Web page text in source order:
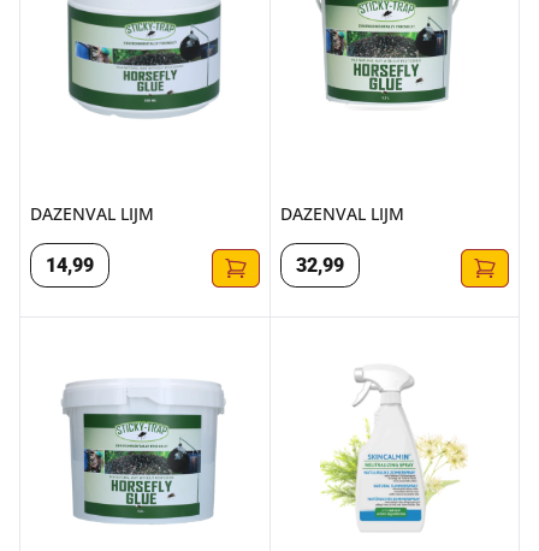
DAZENVAL LIJM
14,99
DAZENVAL LIJM
32,99